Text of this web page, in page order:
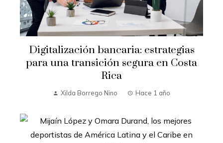
Digitalización bancaria: estrategias
para una transición segura en Costa
Rica
Xilda Borrego Nino Hace 1 año